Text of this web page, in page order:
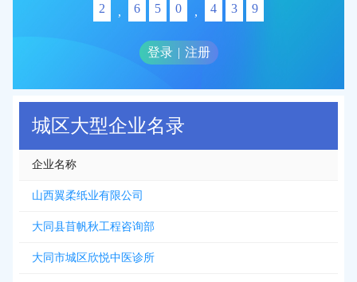
2 , 6 5 0 , 4 3 9
登录 | 注册
城区大型企业名录
企业名称
山西翼柔纸业有限公司
大同县苜帆秋工程咨询部
大同市城区欣悦中医诊所